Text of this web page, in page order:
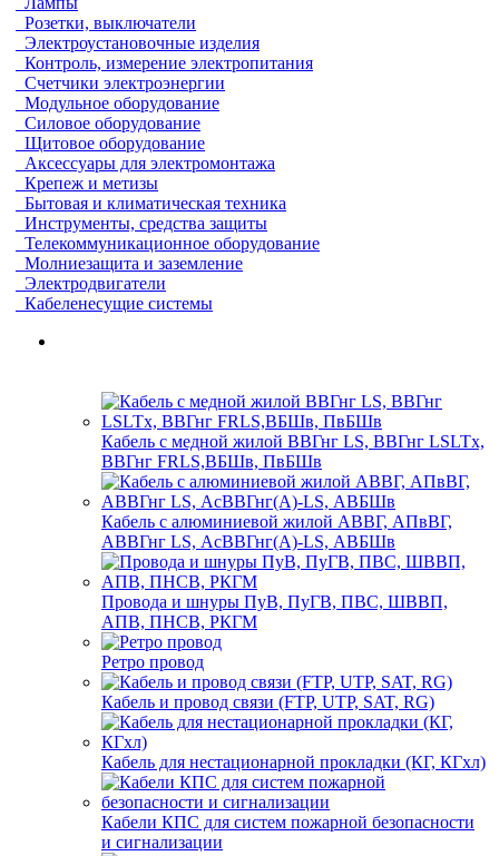
Розетки, выключатели
Электроустановочные изделия
Контроль, измерение электропитания
Счетчики электроэнергии
Модульное оборудование
Силовое оборудование
Щитовое оборудование
Аксессуары для электромонтажа
Крепеж и метизы
Бытовая и климатическая техника
Инструменты, средства защиты
Телекоммуникационное оборудование
Молниезащита и заземление
Электродвигатели
Кабеленесущие системы
Кабель с медной жилой ВВГнг LS, ВВГнг LSLTx,
ВВГнг FRLS,ВБШв, ПвБШв
Кабель с алюминиевой жилой АВВГ, АПвВГ,
АВВГнг LS, АсВВГнг(А)-LS, АВБШв
Провода и шнуры ПуВ, ПуГВ, ПВС, ШВВП,
АПВ, ПНСВ, РКГМ
Ретро провод
Кабель и провод связи (FTP, UTP, SAT, RG)
Кабель для нестационарной прокладки (КГ, КГхл)
Кабели КПС для систем пожарной безопасности
и сигнализации